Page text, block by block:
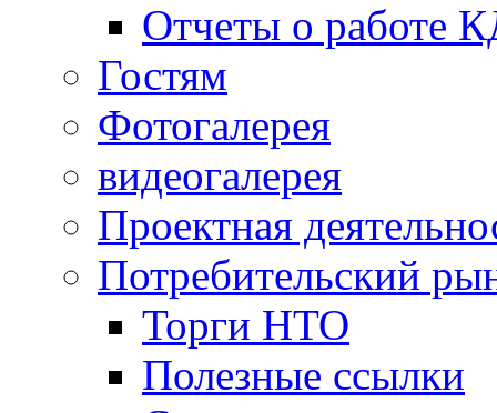
Отчеты о работе
Гостям
Фотогалерея
видеогалерея
Проектная
Потребительский
Торги НТО
Полезные ссылки